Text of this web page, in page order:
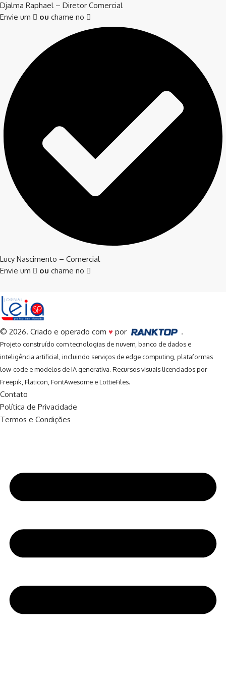
Djalma Raphael – Diretor Comercial
Envie um
ou chame no
Lucy Nascimento – Comercial
Envie um
ou chame no
© 2026. Criado e operado com ♥ por .
Projeto construído com tecnologias de nuvem, banco de dados e
inteligência artificial, incluindo serviços de edge computing, plataformas
low-code e modelos de IA generativa. Recursos visuais licenciados por
Freepik,Flaticon,FontAwesome eLottieFiles.
Contato
Política de Privacidade
Termos e Condições